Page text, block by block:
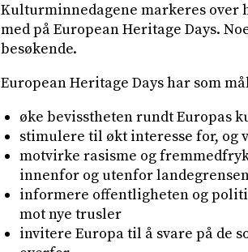
Kulturminnedagene markeres over
med på European Heritage Days.
besøkende.
European Heritage Days har som
øke bevisstheten rundt Europas
stimulere til økt interesse for, og
motvirke rasisme og
innenfor og utenfor
informere offentligheten og
mot nye trusler
invitere Europa til å svare på de